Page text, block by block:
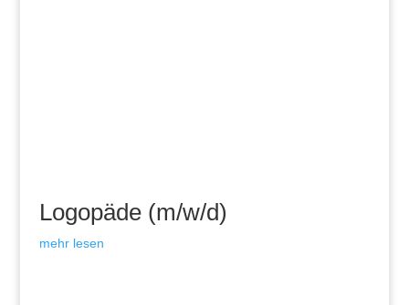
Logopäde (m/w/d)
mehr lesen